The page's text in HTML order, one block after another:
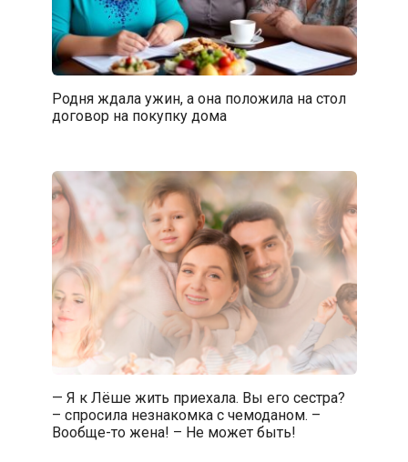
Родня ждала ужин, а она положила на стол
договор на покупку дома
— Я к Лёше жить приехала. Вы его сестра?
– спросила незнакомка с чемоданом. –
Вообще-то жена! – Не может быть!